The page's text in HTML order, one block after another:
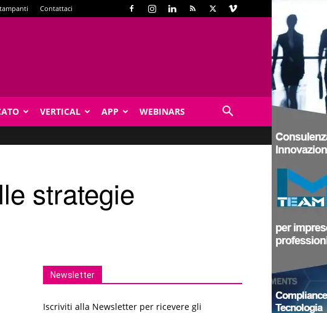
Contattaci
VERTICAL APP WEBINARS
strategie
Newsletter
Iscriviti alla Newsletter per ricevere gli